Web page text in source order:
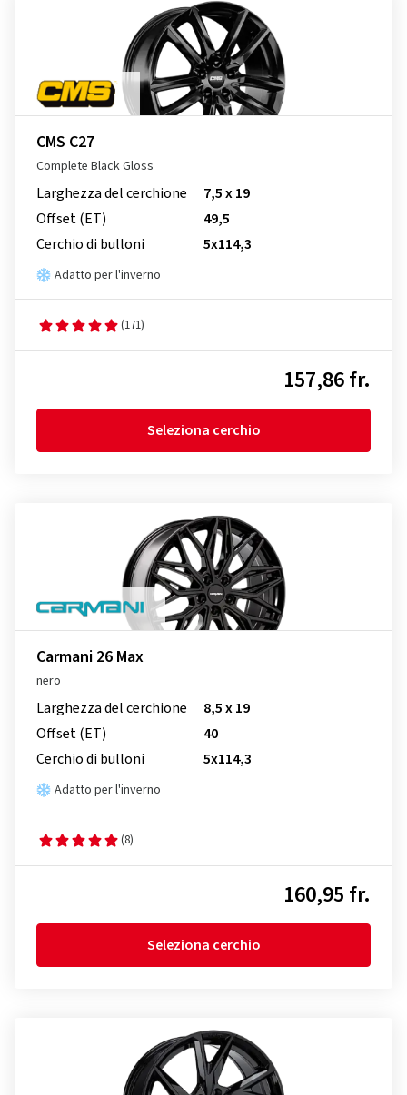
CMS C27
Complete Black Gloss
Larghezza del cerchione
7,5 x 19
Offset (ET)
49,5
Cerchio di bulloni
5x114,3
Adatto per l'inverno
(171)
157,86 fr.
Seleziona cerchio
Carmani 26 Max
nero
Larghezza del cerchione
8,5 x 19
Offset (ET)
40
Cerchio di bulloni
5x114,3
Adatto per l'inverno
(8)
160,95 fr.
Seleziona cerchio